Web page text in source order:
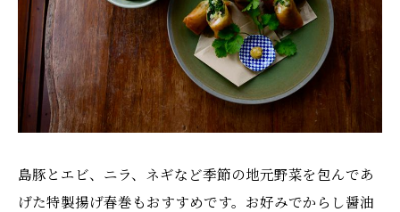
島豚とエビ、ニラ、ネギなど季節の地元野菜を包んであ
げた特製揚げ春巻もおすすめです。お好みでからし醤油